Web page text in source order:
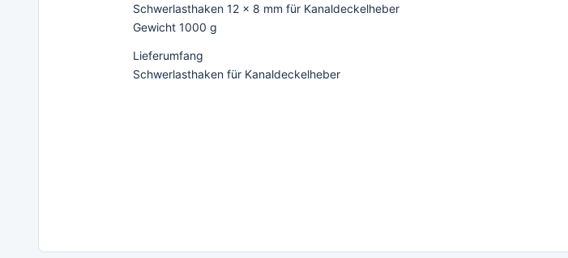
Schwerlasthaken 12 x 8 mm für Kanaldeckelheber
Gewicht 1000 g
Lieferumfang
Schwerlasthaken für Kanaldeckelheber